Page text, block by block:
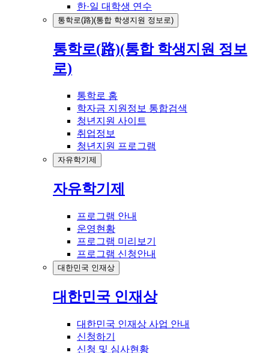
한·일 대학생 연수
통학로(路)(통합 학생지원 정보로)
통학로(路)(통합 학생지원 정보
로)
통학로 홈
학자금 지원정보 통합검색
청년지원 사이트
취업정보
청년지원 프로그램
자유학기제
자유학기제
프로그램 안내
운영현황
프로그램 미리보기
프로그램 신청안내
대한민국 인재상
대한민국 인재상
대한민국 인재상 사업 안내
신청하기
신청 및 심사현황